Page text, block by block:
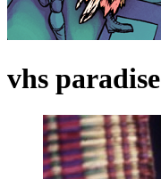
vhs paradise